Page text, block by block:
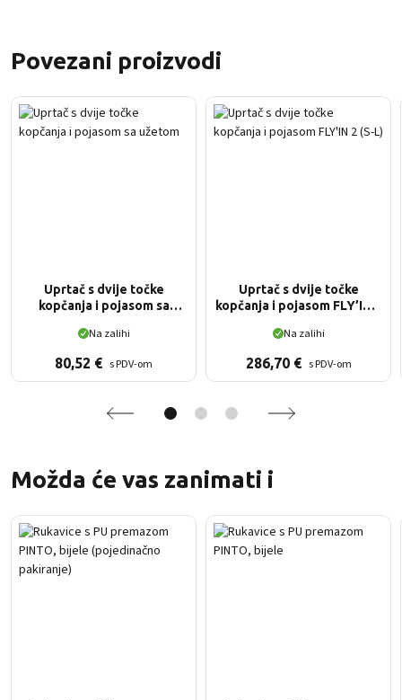
Povezani proizvodi
Uprtač s dvije točke
kopčanja i pojasom sa
Na zalihi
80,52 € s PDV-om
Uprtač s dvije točke
kopčanja i pojasom FLY’IN 2
Na zalihi
286,70 € s PDV-om
Možda će vas zanimati i